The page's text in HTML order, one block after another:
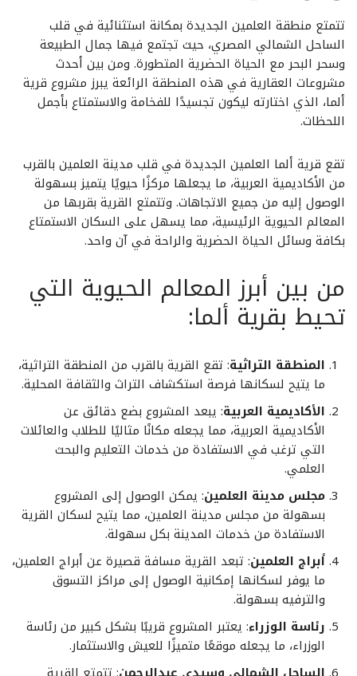
تتمتع منطقة العلمين الجديدة بمكانة استثنائية في قلب
الساحل الشمالي المصري، حيث تجتمع فيها جمال الطبيعة
وسحر البحر مع الحياة الحضرية المتطورة. ومن بين أحدث
مشروعات العقارية في هذه المنطقة الرائعة يبرز مشروع قرية
ألما، الذي اختارته ليكون تجسيدًا للفخامة والاستمتاع بأجمل
اللحظات.
تقع قرية ألما العلمين الجديدة في قلب مدينة العلمين بالقرب
من الأكاديمية العربية، ما يجعلها مركزًا حيويًا يتميز بسهولة
الوصول إليه من جميع الاتجاهات. وتتمتع القرية بقربها من
المعالم الحيوية الرئيسية، مما يسهل على السكان الاستمتاع
بكافة وسائل الحياة الحضرية والراحة في آن واحد.
من بين أبرز المعالم الحيوية التي
تحيط بقرية ألما:
المنطقة التراثية: تقع القرية بالقرب من المنطقة التراثية،
ما يتيح لسكانها فرصة استكشاف التراث والثقافة المحلية.
الأكاديمية العربية: يبعد المشروع بضع دقائق عن
الأكاديمية العربية، مما يجعله مكانًا مثاليًا للطلاب والعائلات
التي ترغب في الاستفادة من خدمات التعليم والبحث
العلمي.
مجلس مدينة العلمين: يمكن الوصول إلى المشروع
بسهولة من مجلس مدينة العلمين، مما يتيح لسكان القرية
الاستفادة من خدمات المدينة بكل سهولة.
أبراج العلمين: تبعد القرية مسافة قصيرة عن أبراج العلمين،
ما يوفر لسكانها إمكانية الوصول إلى مراكز التسوق
والترفيه بسهولة.
رئاسة الوزراء: يعتبر المشروع قريبًا بشكل كبير من رئاسة
الوزراء، ما يجعله موقعًا متميزًا للعيش والاستثمار.